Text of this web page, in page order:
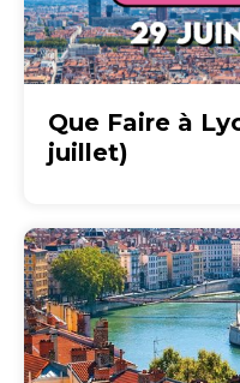
Que Faire à
juillet)